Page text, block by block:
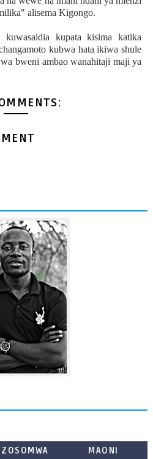
alisema Kigongo.
kuwasaidia kupata kisima katika
kubwa hata ikiwa shule
bweni ambao wanahitaji maji ya
MAONI